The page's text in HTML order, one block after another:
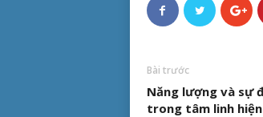
Bài trước
Năng lượng và sự
trong tâm linh